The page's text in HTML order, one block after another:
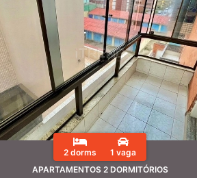
2 dorms
1 vaga
APARTAMENTOS 2 DORMITÓRIOS